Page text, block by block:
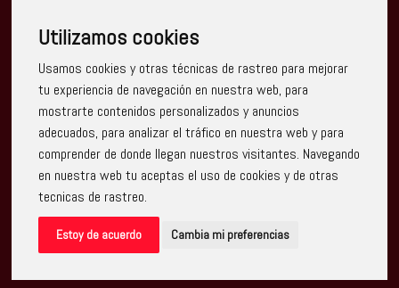
Utilizamos cookies
Usamos cookies y otras técnicas de rastreo para mejorar
tu experiencia de navegación en nuestra web, para
mostrarte contenidos personalizados y anuncios
adecuados, para analizar el tráfico en nuestra web y para
comprender de donde llegan nuestros visitantes. Navegando
en nuestra web tu aceptas el uso de cookies y de otras
tecnicas de rastreo.
Estoy de acuerdo Cambia mi preferencias
Escuela Arte Granada ha recibido una ayuda de la Unión
Europea con cargo al Programa Operativo FEDER de Andalucía
2014-2020, financiada como parte de la respuesta de la Unión
a la pandemia de COVID-19 (REACT-UE), para compensar el
sobrecoste energético de gas natural y/o electricidad a pymes
y autónomos especialmente afectados por el incremento de
los precios del gas natural y la electricidad provocados por el
impacto de la guerra de agresión de Rusia contra Ucrania.